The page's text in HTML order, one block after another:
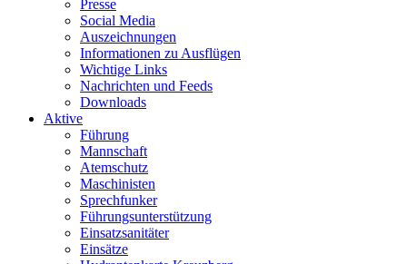
Presse
Social Media
Auszeichnungen
Informationen zu Ausflügen
Wichtige Links
Nachrichten und Feeds
Downloads
Aktive
Führung
Mannschaft
Atemschutz
Maschinisten
Sprechfunker
Führungsunterstützung
Einsatzsanitäter
Einsätze